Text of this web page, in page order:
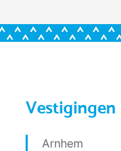
Vestigingen
Arnhem